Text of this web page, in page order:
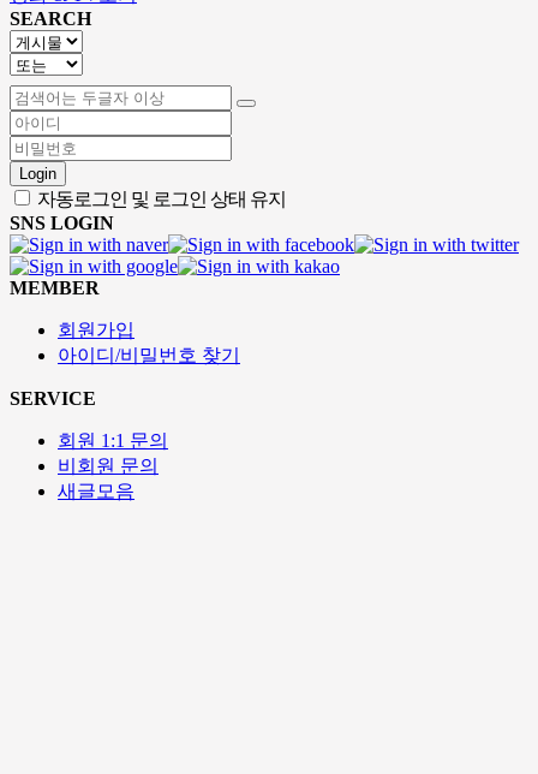
SEARCH
Login
자동로그인 및 로그인 상태 유지
SNS LOGIN
MEMBER
회원가입
아이디/비밀번호 찾기
SERVICE
회원 1:1 문의
비회원 문의
새글모음